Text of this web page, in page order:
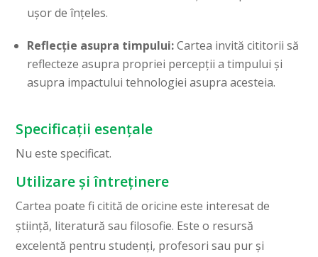
ușor de înțeles.
Reflecție asupra timpului:Cartea invită cititorii să
reflecteze asupra propriei percepții a timpului și
asupra impactului tehnologiei asupra acesteia.
Specificații esențale
Nu este specificat.
Utilizare și întreținere
Cartea poate fi citită de oricine este interesat de
știință, literatură sau filosofie. Este o resursă
excelentă pentru studenți, profesori sau pur și